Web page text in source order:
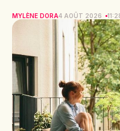
MYLÈNE DORA4 AOÛT 2026